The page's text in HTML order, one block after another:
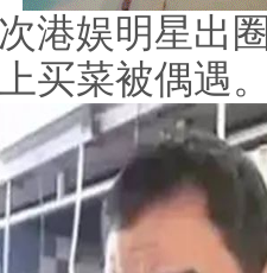
娱明星出圈
买菜被偶遇